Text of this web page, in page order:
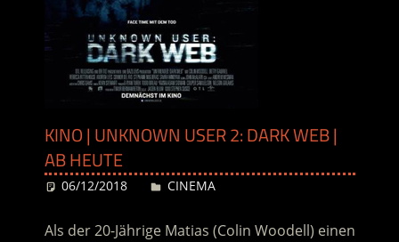
KINO | UNKNOWN USER 2: DARK WEB |
AB HEUTE
06/12/2018 Desiree
CINEMA
Als der 20-Jährige Matias (Colin Woodell) einen